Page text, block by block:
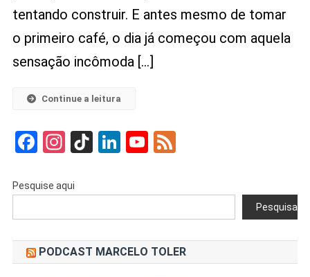
E
O
tentando construir. E antes mesmo de tomar
o primeiro café, o dia já começou com aquela
sensação incômoda […]
Continue a leitura
Facebook
Instagram
TikTok
LinkedIn
YouTube
Feed
Pesquise aqui
Pesquisar
PODCAST MARCELO TOLER